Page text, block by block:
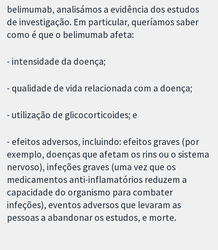
belimumab, analisámos a evidência dos estudos
de investigação. Em particular, queríamos saber
como é que o belimumab afeta:
- intensidade da doença;
- qualidade de vida relacionada com a doença;
- utilização de glicocorticoides; e
- efeitos adversos, incluindo: efeitos graves (por
exemplo, doenças que afetam os rins ou o sistema
nervoso), infeções graves (uma vez que os
medicamentos anti-inflamatórios reduzem a
capacidade do organismo para combater
infeções), eventos adversos que levaram as
pessoas a abandonar os estudos, e morte.